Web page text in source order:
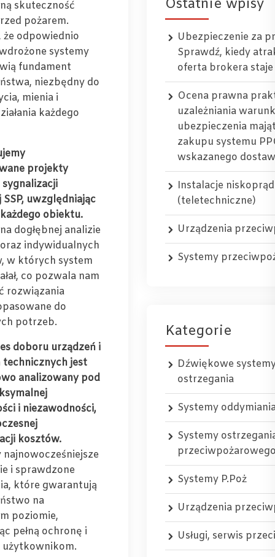
skuteczność
pożarem.
że odpowiednio
systemy
fundament
niezbędny do
mienia i
każdego
projekty
uwzględniając
obiektu.
dogłębnej analizie
indywidualnych
w których system
co pozwala nam
rozwiązania
do
potrzeb.
doboru urządzeń i
technicznych jest
analizowany pod
i niezawodności,
kosztów.
najnowocześniejsze
i sprawdzone
które gwarantują
na
poziomie,
pełną ochronę i
użytkownikom.
Ostatnie wpisy
Ubezpieczenie za
Sprawdź, kiedy
oferta brokera staje
Ocena prawna
uzależniania
ubezpieczenia
zakupu systemu
wskazanego
Instalacje
(teletechniczne)
Urządzenia
Systemy
Kategorie
Dźwiękowe
ostrzegania
Systemy
Systemy
Systemy P.Poż
Urządzenia
Usługi, serwis